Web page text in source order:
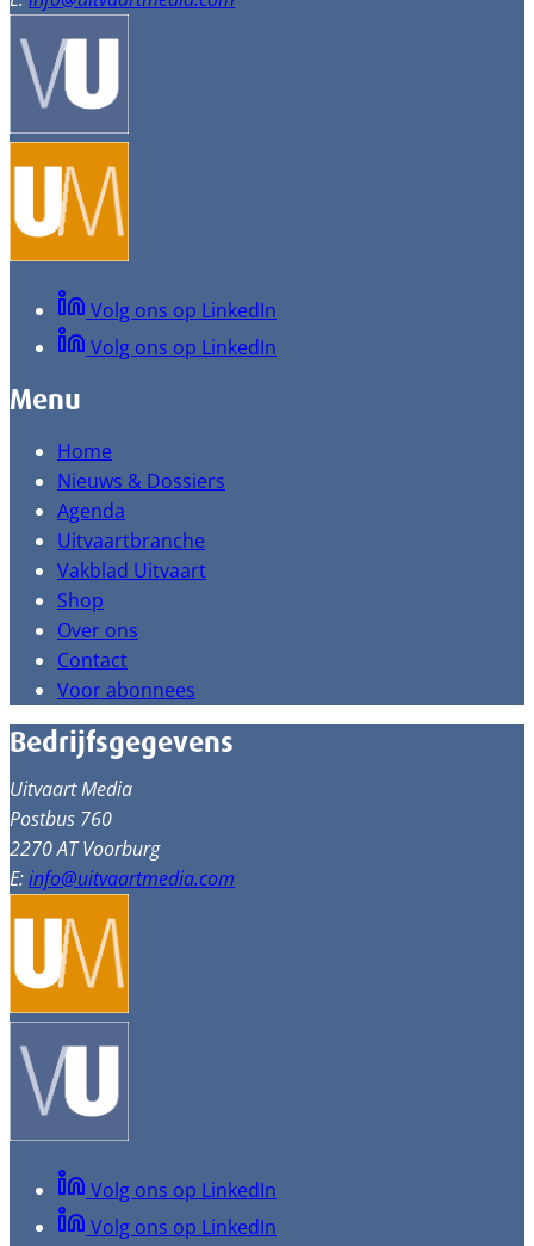
Volg ons op LinkedIn
Volg ons op LinkedIn
Menu
Home
Nieuws & Dossiers
Agenda
Uitvaartbranche
Vakblad Uitvaart
Shop
Over ons
Contact
Voor abonnees
Bedrijfsgegevens
Uitvaart Media
Postbus 760
2270 AT Voorburg
E:info@uitvaartmedia.com
Volg ons op LinkedIn
Volg ons op LinkedIn